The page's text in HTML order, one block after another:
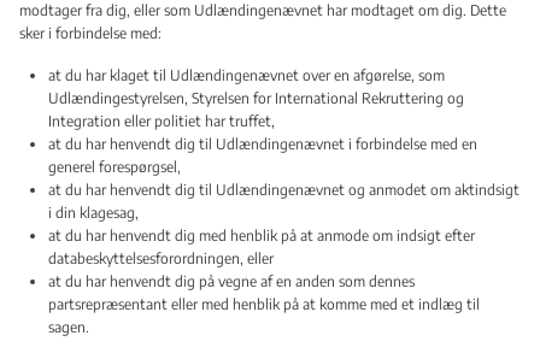
modtager fra dig, eller som Udlændingenævnet har modtaget om dig. Dette
sker i forbindelse med:
at du har klaget til Udlændingenævnet over en afgørelse, som
Udlændingestyrelsen, Styrelsen for International Rekruttering og
Integration eller politiet har truffet,
at du har henvendt dig til Udlændingenævnet i forbindelse med en
generel forespørgsel,
at du har henvendt dig til Udlændingenævnet og anmodet om aktindsigt
i din klagesag,
at du har henvendt dig med henblik på at anmode om indsigt efter
databeskyttelsesforordningen, eller
at du har henvendt dig på vegne af en anden som dennes
partsrepræsentant eller med henblik på at komme med et indlæg til
sagen.